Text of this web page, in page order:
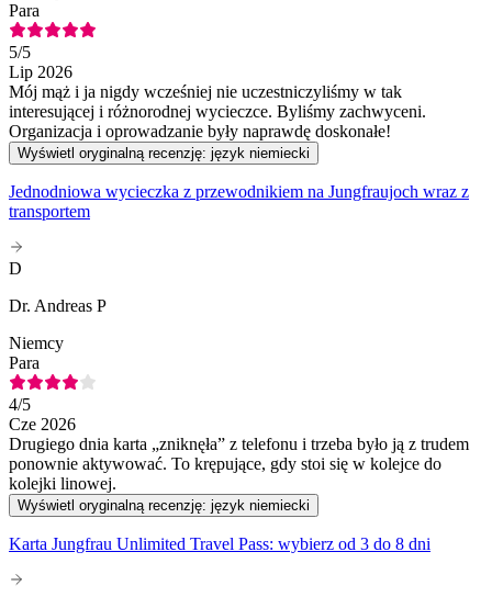
Para
5/5
Lip 2026
Mój mąż i ja nigdy wcześniej nie uczestniczyliśmy w tak
interesującej i różnorodnej wycieczce. Byliśmy zachwyceni.
Organizacja i oprowadzanie były naprawdę doskonałe!
Wyświetl oryginalną recenzję: język niemiecki
Jednodniowa wycieczka z przewodnikiem na Jungfraujoch wraz z
transportem
D
Dr. Andreas P
Niemcy
Para
4/5
Cze 2026
Drugiego dnia karta „zniknęła” z telefonu i trzeba było ją z trudem
ponownie aktywować. To krępujące, gdy stoi się w kolejce do
kolejki linowej.
Wyświetl oryginalną recenzję: język niemiecki
Karta Jungfrau Unlimited Travel Pass: wybierz od 3 do 8 dni